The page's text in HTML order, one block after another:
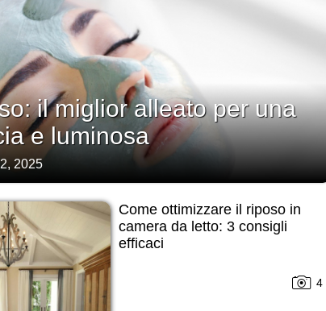
il miglior alleato per una
e luminosa
2025
Come ottimizzare il riposo in
camera da letto: 3 consigli
efficaci
4